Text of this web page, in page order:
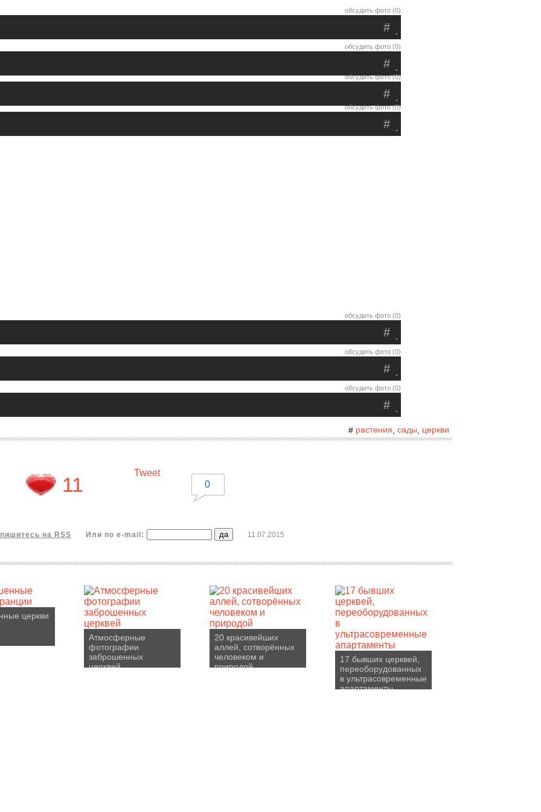
обсудить фото (0)
.
#
обсудить фото (0)
.
#
обсудить фото (0)
.
#
обсудить фото (0)
.
#
обсудить фото (0)
.
#
обсудить фото (0)
.
#
обсудить фото (0)
.
#
# растения сады церкви
11
Tweet
0
на RSS Или по e-mail: 11.07.2015
церкви
Атмосферные
фотографии
заброшенных
церквей
20 красивейших
аллей, сотворённых
человеком и
природой
17 бывших церквей,
переоборудованных
в ультрасовременные
апартаменты